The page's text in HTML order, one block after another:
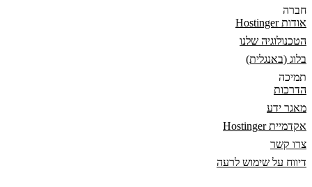
חברה
אודות Hostinger
הטכנולוגיה שלנו
בלוג (באנגלית)
תמיכה
הדרכות
מאגר ידע
אקדמיית Hostinger
צרו קשר
דיווח על שימוש לרעה